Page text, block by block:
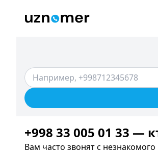
+998 33 005 01 33 —
Вам часто звонят с